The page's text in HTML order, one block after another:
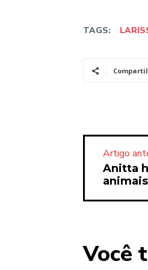
TAGS:
Artigo
Anitta
animais
Você